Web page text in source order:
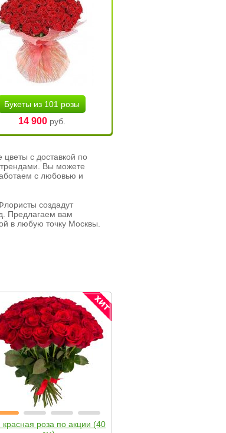
Букеты из 101 розы
14 900руб.
с доставкой по
Вы можете
с любовью и
создадут
Предлагаем вам
в любую точку Москвы.
красная роза по акции (40